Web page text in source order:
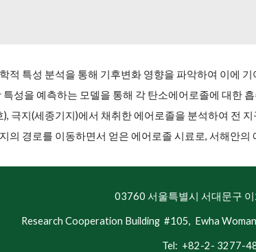
적 특성 분석을 통해 기후변화 영향을 파악하여 이에
특성을 예측하는 모델을 통해 각 탄소에어로졸에 대한
극지(세종기지)에서 채취한 에어로졸을 분석하여 전
의 경로를 이동하면서 얻은 에어로졸 시료로, 서해안
03760 서울특별시 서대문구
Research Cooperation Building #105, Ewha
Tel: +82-2-